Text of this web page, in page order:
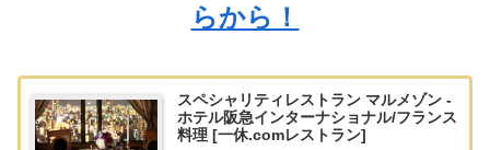
らから！
スペシャリティレストラン マルメゾン -
ホテル阪急インターナショナル/フランス
料理 [一休.comレストラン]